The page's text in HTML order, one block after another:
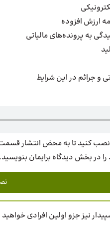
ارزش افزوده
به پرونده‌های مالیاتی
و جرائم در این شرایط
نصب کنید تا به محض انتشار قسمت
در بخش دیدگاه برایمان بنویسید.
نیز جزو اولین افرادی